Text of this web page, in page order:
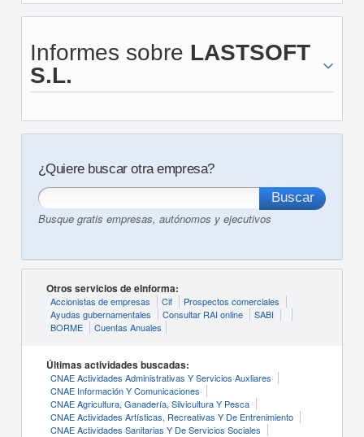
Informes sobre LASTSOFT
S.L.
¿Quiere buscar otra empresa?
Busque gratis empresas, autónomos y ejecutivos
Otros servicios de eInforma:
Accionistas de empresas Cif
Prospectos comerciales
Ayudas gubernamentales
Consultar RAI online
SABI
BORME
Cuentas Anuales
Últimas actividades buscadas:
CNAE Actividades Administrativas Y Servicios Auxliares
CNAE Información Y Comunicaciones
CNAE Agricultura, Ganadería, Silvicultura Y Pesca
CNAE Actividades Artísticas, Recreativas Y De Entrenimiento
CNAE Actividades Sanitarias Y De Servicios Sociales